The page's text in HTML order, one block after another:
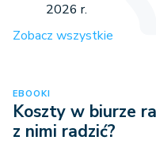
2026 r.
Zobacz wszystkie
EBOOKI
Koszty w biurze
z nimi radzić?